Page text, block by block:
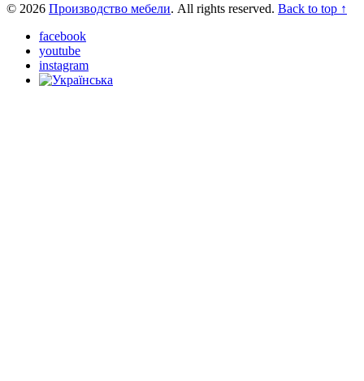
© 2026 Производство мебели. All rights reserved. Back to top ↑
facebook
youtube
instagram